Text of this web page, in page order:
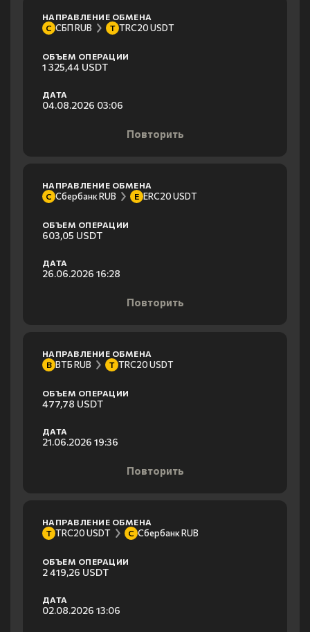
НАПРАВЛЕНИЕ ОБМЕНА
С СБП RUB T TRC20 USDT
ОБЪЕМ ОПЕРАЦИИ
1 325,44 USDT
ДАТА
04.08.2026 03:06
Повторить
НАПРАВЛЕНИЕ ОБМЕНА
С Сбербанк RUB E ERC20 USDT
ОБЪЕМ ОПЕРАЦИИ
603,05 USDT
ДАТА
26.06.2026 16:28
Повторить
НАПРАВЛЕНИЕ ОБМЕНА
В ВТБ RUB T TRC20 USDT
ОБЪЕМ ОПЕРАЦИИ
477,78 USDT
ДАТА
21.06.2026 19:36
Повторить
НАПРАВЛЕНИЕ ОБМЕНА
T TRC20 USDT С Сбербанк RUB
ОБЪЕМ ОПЕРАЦИИ
2 419,26 USDT
ДАТА
02.08.2026 13:06